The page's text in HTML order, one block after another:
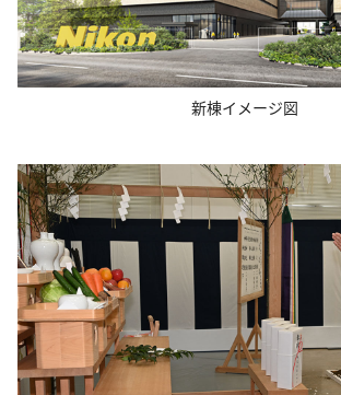
新棟イメージ図